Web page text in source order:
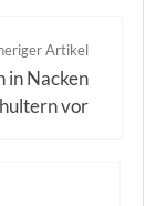
Artikel
in Nacken
vor